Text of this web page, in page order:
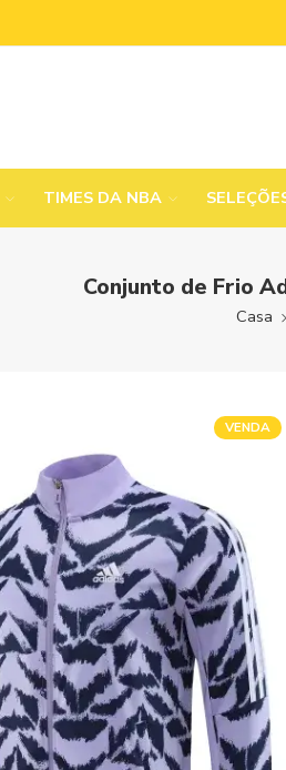
TIMES DA NBA
Conjunto de Frio
Casa
VENDA